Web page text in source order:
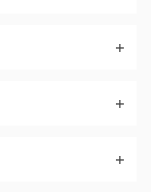
＋
＋
＋